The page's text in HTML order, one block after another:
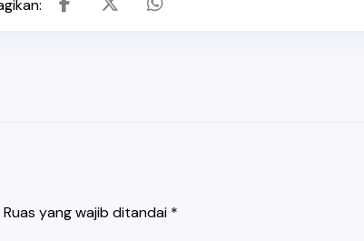
Ruas yang wajib ditandai *